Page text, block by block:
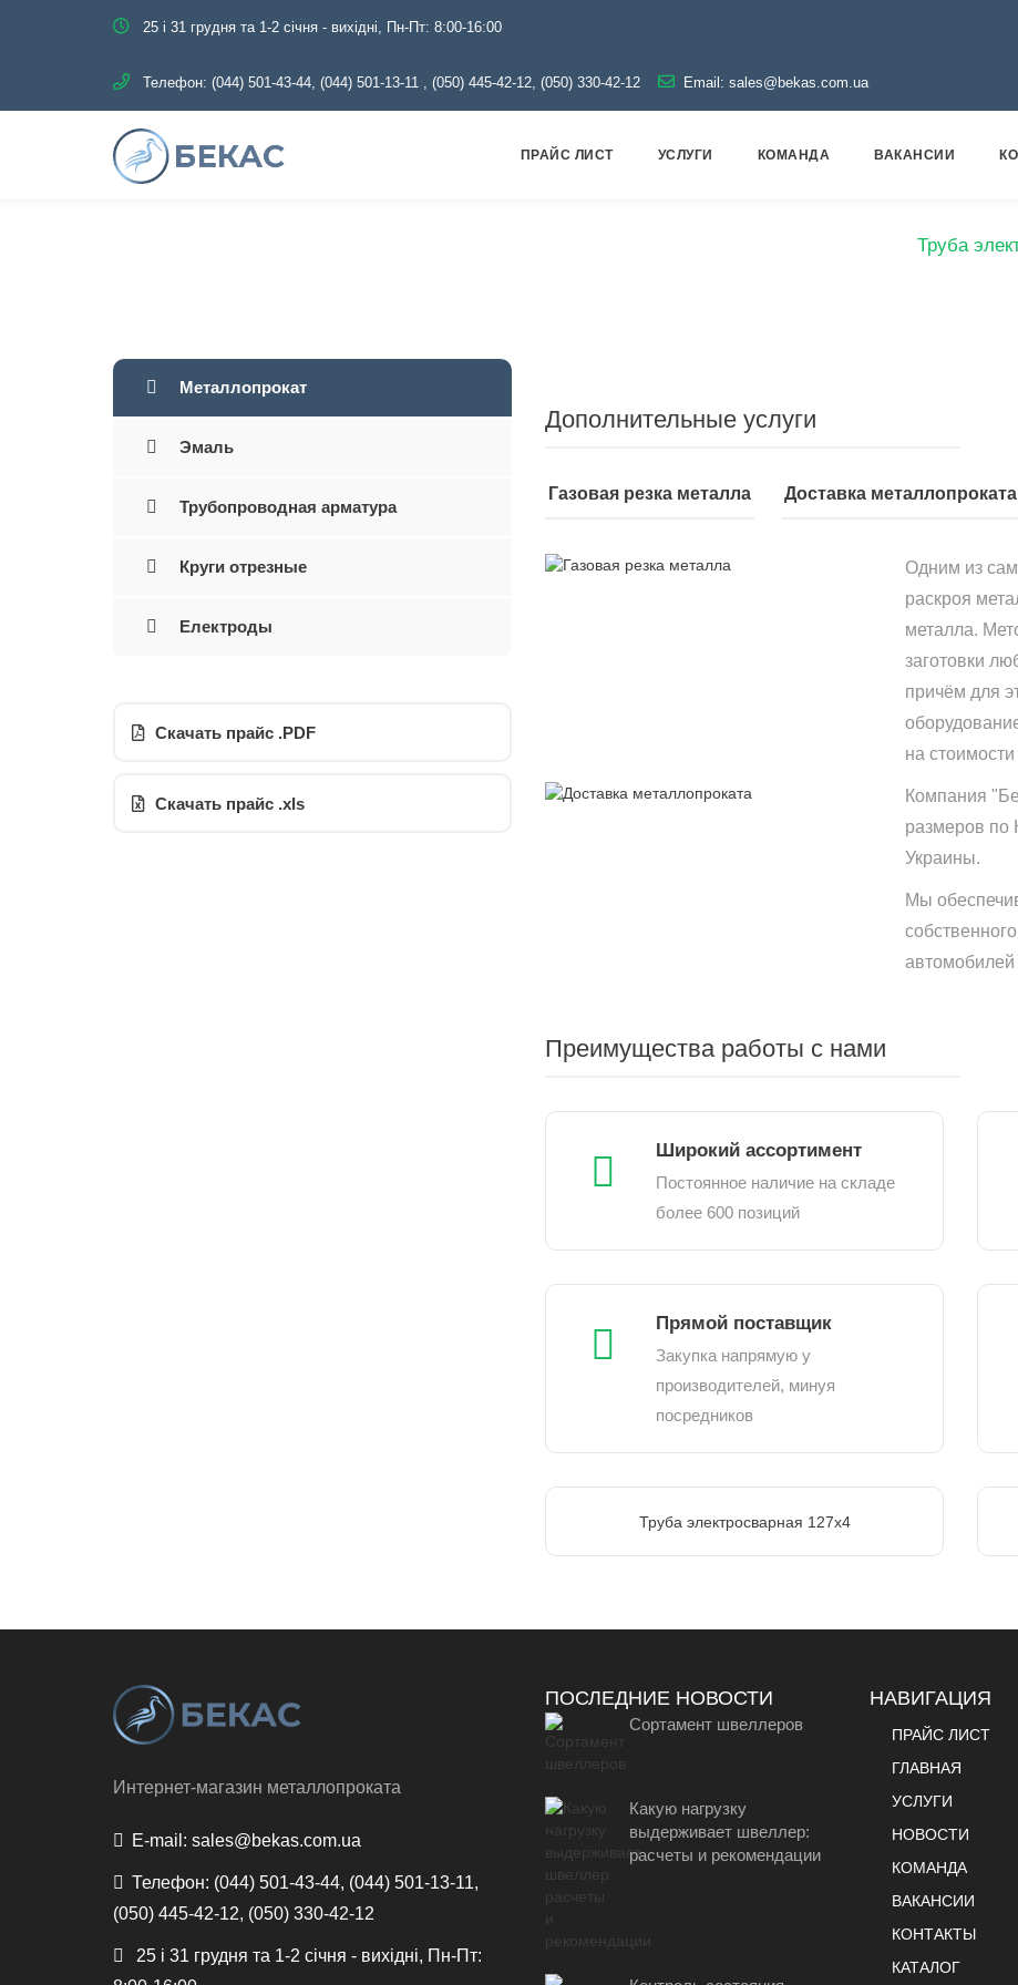
25 і 31 грудня та 1-2 січня - вихідні, Пн-Пт: 8:00-16:00
Телефон: (044) 501-43-44, (044) 501-13-11 , (050) 445-42-12, (050) 330-42-12 Email: sales@bekas.com.ua
ПРАЙС ЛИСТ УСЛУГИ КОМАНДА ВАКАНСИИ
Труба
Металлопрокат
Эмаль
Трубопроводная арматура
Круги отрезные
Електроды
Скачать прайс .PDF
Скачать прайс .xls
Дополнительные услуги
Газовая резка металла Доставка металлопроката
Одним из
раскроя
металла.
заготовки
причём для
на
Компания
размеров по
Украины.
Мы
автомобилей
Преимущества работы с нами
Широкий ассортимент
Постоянное наличие на складе
более 600 позиций
Прямой поставщик
Закупка напрямую у
производителей, минуя
посредников
Труба электросварная 127х4
Интернет-магазин металлопроката
E-mail: sales@bekas.com.ua
Телефон: (044) 501-43-44, (044) 501-13-11,
(050) 445-42-12, (050) 330-42-12
25 і 31 грудня та 1-2 січня - вихідні, Пн-Пт:
ПОСЛЕДНИЕ НОВОСТИ
Сортамент швеллеров
Какую нагрузку
выдерживает швеллер:
расчеты и рекомендации
НАВИГАЦИЯ
ПРАЙС ЛИСТ
ГЛАВНАЯ
УСЛУГИ
НОВОСТИ
КОМАНДА
ВАКАНСИИ
КОНТАКТЫ
КАТАЛОГ